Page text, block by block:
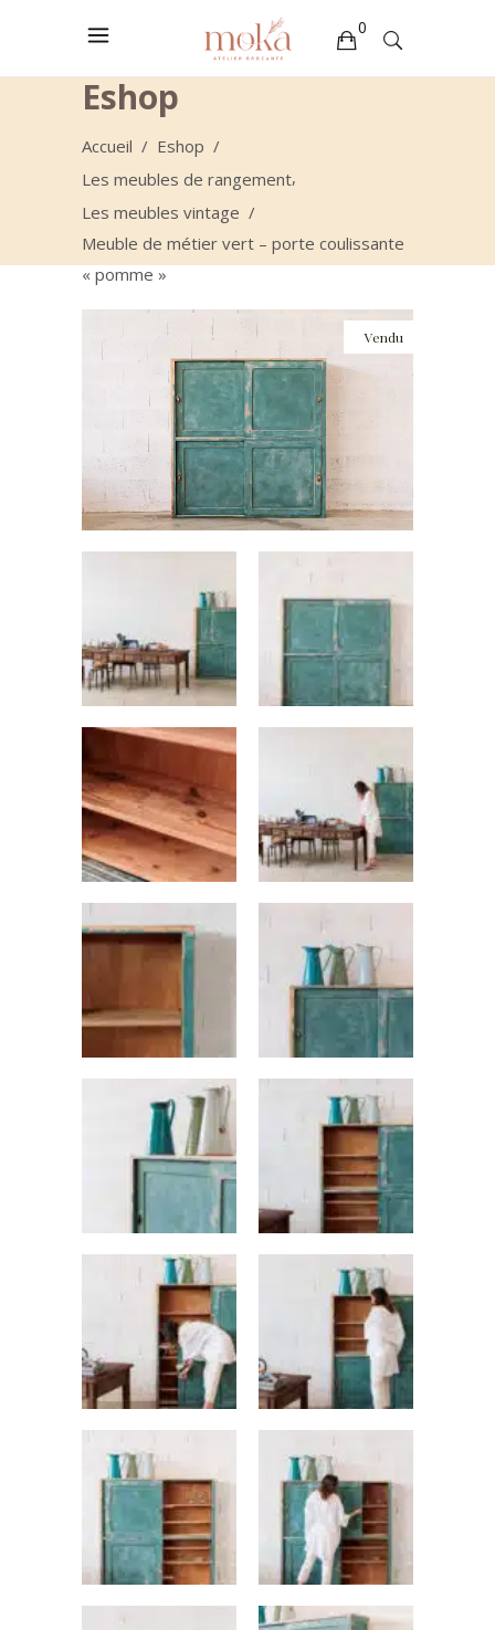
0
Votre sélection est vide
Eshop
Accueil / Eshop /
Les meubles de rangement,
Les meubles vintage /
Meuble de métier vert – porte coulissante
« pomme »
Vendu